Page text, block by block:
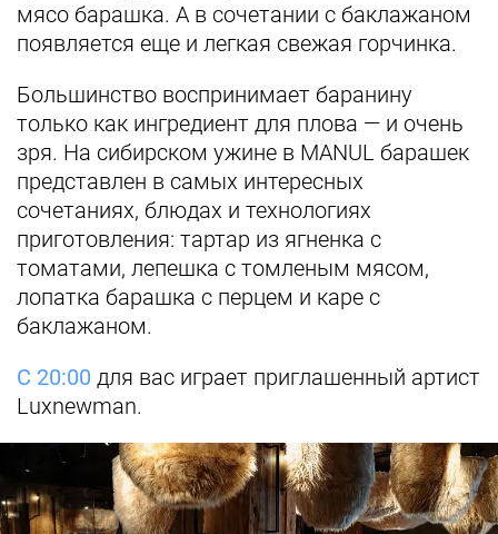
мясо барашка. А в сочетании с баклажаном
появляется еще и легкая свежая горчинка.
Большинство воспринимает баранину
только как ингредиент для плова — и очень
зря. На сибирском ужине в MANUL барашек
представлен в самых интересных
сочетаниях, блюдах и технологиях
приготовления: тартар из ягненка с
томатами, лепешка с томленым мясом,
лопатка барашка с перцем и каре с
баклажаном.
С 20:00 для вас играет приглашенный артист
Luxnewman.